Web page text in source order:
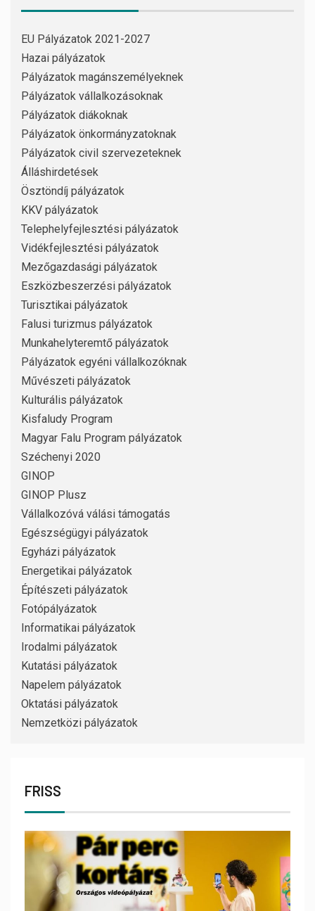
EU Pályázatok 2021-2027
Hazai pályázatok
Pályázatok magánszemélyeknek
Pályázatok vállalkozásoknak
Pályázatok diákoknak
Pályázatok önkormányzatoknak
Pályázatok civil szervezeteknek
Álláshirdetések
Ösztöndíj pályázatok
KKV pályázatok
Telephelyfejlesztési pályázatok
Vidékfejlesztési pályázatok
Mezőgazdasági pályázatok
Eszközbeszerzési pályázatok
Turisztikai pályázatok
Falusi turizmus pályázatok
Munkahelyteremtő pályázatok
Pályázatok egyéni vállalkozóknak
Művészeti pályázatok
Kulturális pályázatok
Kisfaludy Program
Magyar Falu Program pályázatok
Széchenyi 2020
GINOP
GINOP Plusz
Vállalkozóvá válási támogatás
Egészségügyi pályázatok
Egyházi pályázatok
Energetikai pályázatok
Építészeti pályázatok
Fotópályázatok
Informatikai pályázatok
Irodalmi pályázatok
Kutatási pályázatok
Napelem pályázatok
Oktatási pályázatok
Nemzetközi pályázatok
FRISS